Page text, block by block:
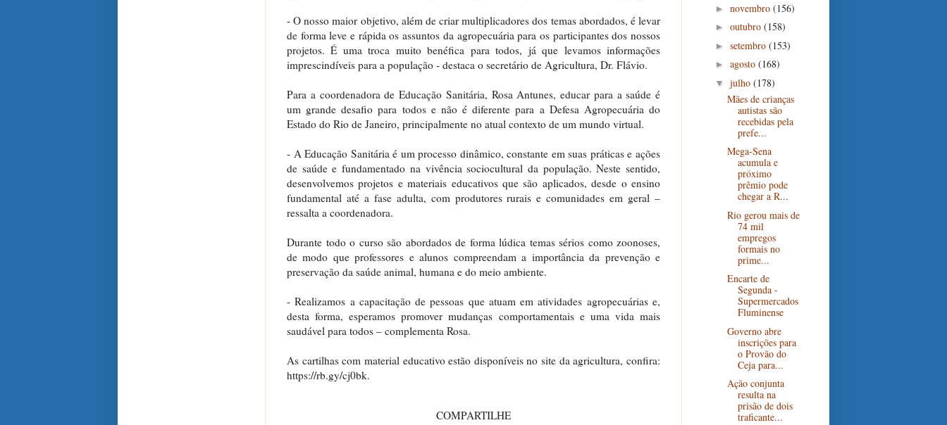
- O nosso maior objetivo, além de criar multiplicadores dos temas abordados, é levar
de forma leve e rápida os assuntos da agropecuária para os participantes dos nossos
projetos. É uma troca muito benéfica para todos, já que levamos informações
imprescindíveis para a população - destaca o secretário de Agricultura, Dr. Flávio.
Para a coordenadora de Educação Sanitária, Rosa Antunes, educar para a saúde é
um grande desafio para todos e não é diferente para a Defesa Agropecuária do
Estado do Rio de Janeiro, principalmente no atual contexto de um mundo virtual.
- A Educação Sanitária é um processo dinâmico, constante em suas práticas e ações
de saúde e fundamentado na vivência sociocultural da população. Neste sentido,
desenvolvemos projetos e materiais educativos que são aplicados, desde o ensino
fundamental até a fase adulta, com produtores rurais e comunidades em geral –
ressalta a coordenadora.
Durante todo o curso são abordados de forma lúdica temas sérios como zoonoses,
de modo que professores e alunos compreendam a importância da prevenção e
preservação da saúde animal, humana e do meio ambiente.
- Realizamos a capacitação de pessoas que atuam em atividades agropecuárias e,
desta forma, esperamos promover mudanças comportamentais e uma vida mais
saudável para todos – complementa Rosa.
As cartilhas com material educativo estão disponíveis no site da agricultura, confira:
https://rb.gy/cj0bk.
COMPARTILHE
► novembro (156)
► outubro (158)
► setembro (153)
► agosto (168)
▼ julho (178)
Mães de crianças
autistas são
recebidas pela
prefe...
Mega-Sena
acumula e
próximo
prêmio pode
chegar a R...
Rio gerou mais de
74 mil
empregos
formais no
prime...
Encarte de
Segunda -
Supermercados
Fluminense
Governo abre
inscrições para
o Provão do
Ceja para...
Ação conjunta
resulta na
prisão de dois
traficante...